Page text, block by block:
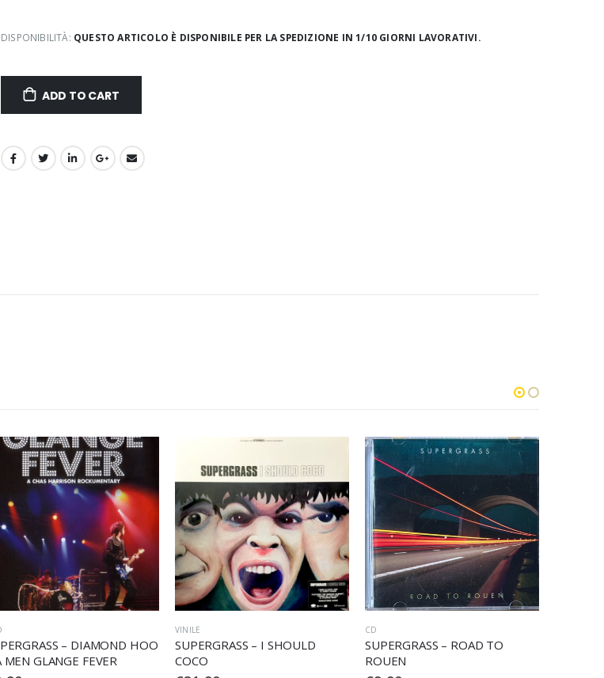
DISPONIBILITÀ: QUESTO ARTICOLO È DISPONIBILE PER LA SPEDIZIONE IN 1/10 GIORNI LAVORATIVI.
ADD TO CART
SUPERGRASS – I SHOULD
COCO
SUPERGRASS – ROAD TO
ROUEN
SUPERGRASS – I SHOULD
COCO